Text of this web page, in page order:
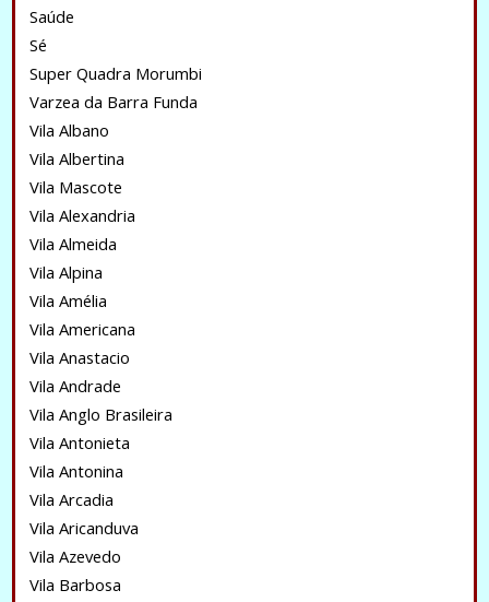
Saúde
Sé
Super Quadra Morumbi
Varzea da Barra Funda
Vila Albano
Vila Albertina
Vila Mascote
Vila Alexandria
Vila Almeida
Vila Alpina
Vila Amélia
Vila Americana
Vila Anastacio
Vila Andrade
Vila Anglo Brasileira
Vila Antonieta
Vila Antonina
Vila Arcadia
Vila Aricanduva
Vila Azevedo
Vila Barbosa